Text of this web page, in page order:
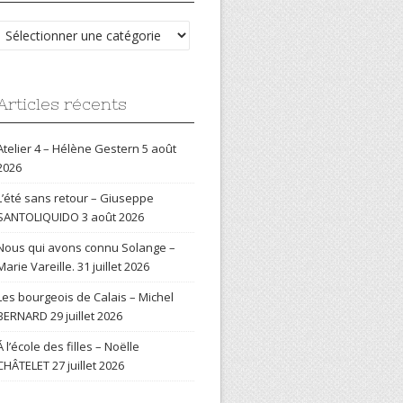
récents
4 – Hélène Gestern 5 août
sans retour – Giuseppe
3 août 2026
qui avons connu Solange –
Vareille. 31 juillet 2026
bourgeois de Calais – Michel
29 juillet 2026
l’école des filles – Noëlle
27 juillet 2026